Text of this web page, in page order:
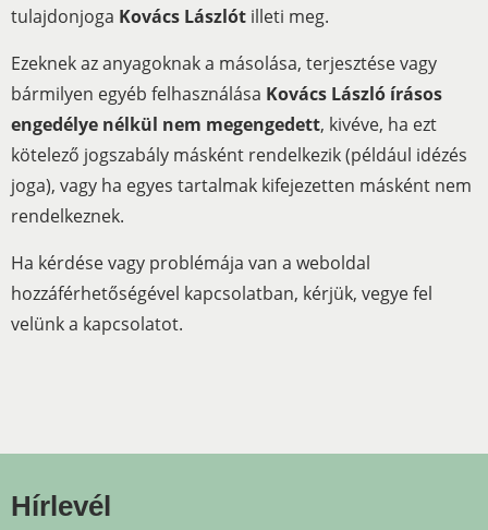
tulajdonjoga Kovács Lászlót illeti meg.
Ezeknek az anyagoknak a másolása, terjesztése vagy
bármilyen egyéb felhasználása Kovács László írásos
engedélye nélkül nem megengedett, kivéve, ha ezt
kötelező jogszabály másként rendelkezik (például idézés
joga), vagy ha egyes tartalmak kifejezetten másként nem
rendelkeznek.
Ha kérdése vagy problémája van a weboldal
hozzáférhetőségével kapcsolatban, kérjük, vegye fel
velünk a kapcsolatot.
Hírlevél